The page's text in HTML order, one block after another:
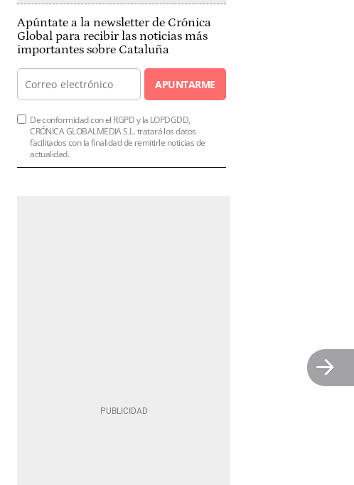
Apúntate a la newsletter de Crónica
Global para recibir las noticias más
importantes sobre Cataluña
APUNTARME
De conformidad con el RGPD y la LOPDGDD,
CRÓNICA GLOBALMEDIA S.L. tratará los datos
facilitados con la finalidad de remitirle noticias de
actualidad.